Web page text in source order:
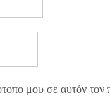
μου σε αυτόν